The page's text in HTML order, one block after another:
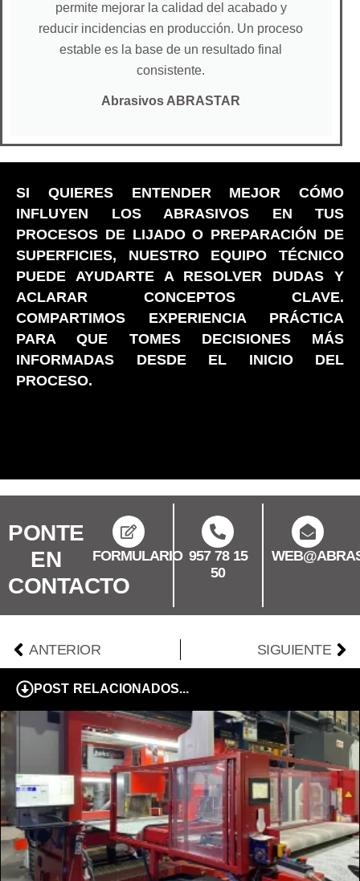
permite mejorar la calidad del acabado y
reducir incidencias en producción. Un proceso
estable es la base de un resultado final
consistente.
Abrasivos ABRASTAR
SI QUIERES ENTENDER MEJOR CÓMO
INFLUYEN LOS ABRASIVOS EN TUS
PROCESOS DE LIJADO O PREPARACIÓN DE
SUPERFICIES, NUESTRO EQUIPO TÉCNICO
PUEDE AYUDARTE A RESOLVER DUDAS Y
ACLARAR CONCEPTOS CLAVE.
COMPARTIMOS EXPERIENCIA PRÁCTICA
PARA QUE TOMES DECISIONES MÁS
INFORMADAS DESDE EL INICIO DEL
PROCESO.
PONTE
EN
CONTACTO
FORMULARIO 957 78 15
50
AntANTERIOR SIGUIENTE
POST RELACIONADOS...